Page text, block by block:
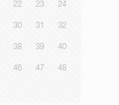
22 23 24
30 31 32
38 39 40
46 47 48